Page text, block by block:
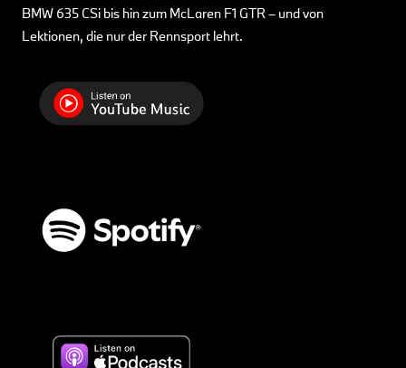
BMW 635 CSi bis hin zum McLaren F1 GTR – und von
Lektionen, die nur der Rennsport lehrt.